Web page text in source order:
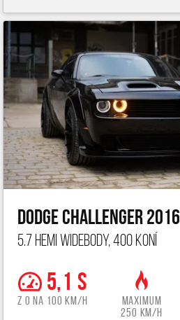
Dodge Challenger 2016
5.7 Hemi widebody, 400 koní
5,1 s
z 0 na 100 km/h
Maximum
250 km/h